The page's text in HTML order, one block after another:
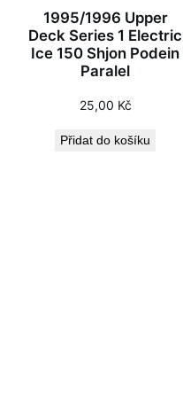
1995/1996 Upper
Deck Series 1 Electric
Ice 150 Shjon Podein
Paralel
25,00 Kč
Přidat do košíku